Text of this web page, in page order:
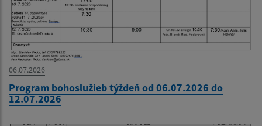
06.07.2026
Program bohoslužieb týždeň od 06.07.2026 do
12.07.2026